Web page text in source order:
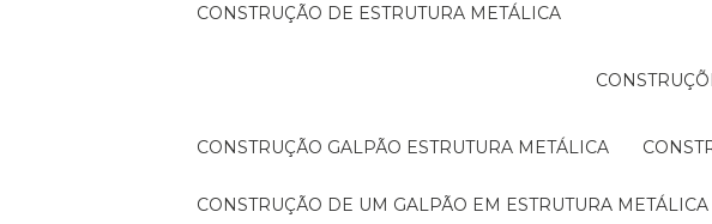
CONSTRUÇÃO DE ESTRUTURA METÁLICA
CONSTRUÇÃO GALPÃO ESTRUTURA METÁLICA
CONSTRUÇÃO DE UM GALPÃO EM ESTRUTURA METÁLICA